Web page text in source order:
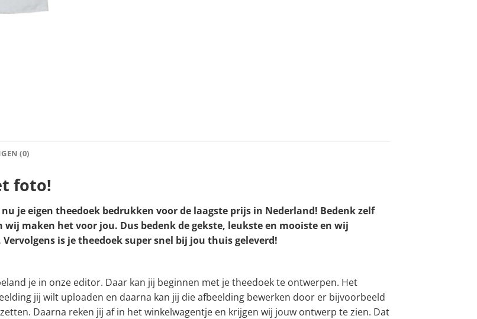
(0)
foto!
je eigen theedoek bedrukken voor de laagste prijs in Nederland! Bedenk zelf
maken het voor jou. Dus bedenk de gekste, leukste en mooiste en wij
is je theedoek super snel bij jou thuis geleverd!
je in onze editor. Daar kan jij beginnen met je theedoek te ontwerpen. Het
jij wilt uploaden en daarna kan jij die afbeelding bewerken door er bijvoorbeeld
Daarna reken jij af in het winkelwagentje en krijgen wij jouw ontwerp te zien. Dat